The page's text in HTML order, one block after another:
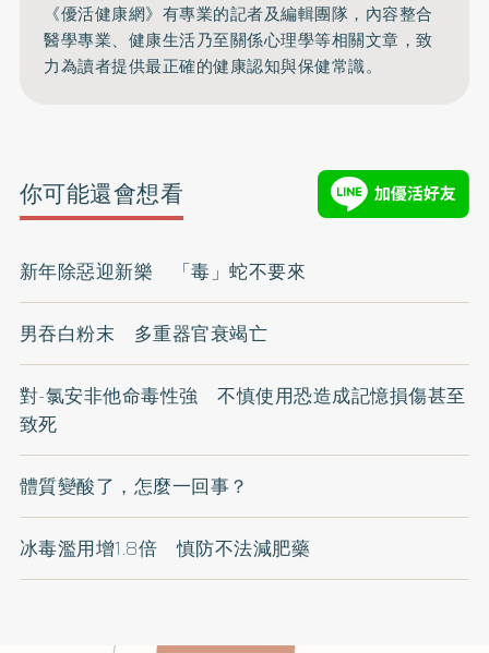
《優活健康網》有專業的記者及編輯團隊，內容整合
醫學專業、健康生活乃至關係心理學等相關文章，致
力為讀者提供最正確的健康認知與保健常識。
你可能還會想看
新年除惡迎新樂 「毒」蛇不要來
男吞白粉末 多重器官衰竭亡
對-氯安非他命毒性強 不慎使用恐造成記憶損傷甚至
致死
體質變酸了，怎麼一回事？
冰毒濫用增1.8倍 慎防不法減肥藥